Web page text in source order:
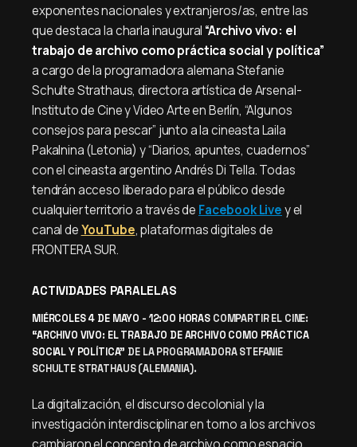
exponentes nacionales y extranjeros/as, entre las
que destaca la charla inaugural “Archivo vivo: el
trabajo de archivo como práctica social y política”
a cargo de la programadora alemana Stefanie
Schulte Strathaus, directora artística de Arsenal-
Instituto de Cine y Video Arte en Berlín, “Algunos
consejos para pescar” junto a la cineasta Laila
Pakalnina (Letonia) y “Diarios, apuntes, cuadernos”
con el cineasta argentino Andrés Di Tella. Todas
tendrán acceso liberado para el público desde
cualquier territorio a través de Facebook Livey el
canal deYouTube, plataformas digitales de
FRONTERA SUR.
ACTIVIDADES PARALELAS
MIÉRCOLES 4 DE MAYO - 12:00 HORASCOMPARTIR EL CINE:
“ARCHIVO VIVO: EL TRABAJO DE ARCHIVO COMO PRÁCTICA
SOCIAL Y POLÍTICA” DE LA PROGRAMADORA STEFANIE
SCHULTE STRATHAUS (ALEMANIA).
La digitalización, el discurso decolonial y la
investigación interdisciplinar en torno a los archivos